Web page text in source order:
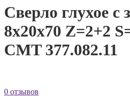
Сверло глухое с
8x20x70 Z=2+2
CMT 377.082.11
0 отзывов